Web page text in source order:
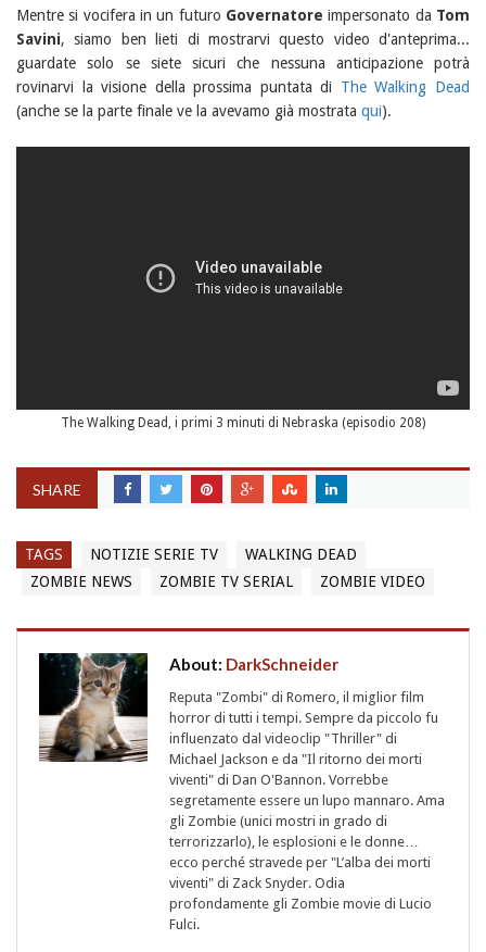
Mentre si vocifera in un futuro Governatore impersonato da Tom
Savini, siamo ben lieti di mostrarvi questo video d'anteprima...
guardate solo se siete sicuri che nessuna anticipazione potrà
rovinarvi la visione della prossima puntata di The Walking Dead
(anche se la parte finale ve la avevamo già mostrata qui).
The Walking Dead, i primi 3 minuti di Nebraska (episodio 208)
SHARE
TAGS NOTIZIE SERIE TV
WALKING DEAD
ZOMBIE NEWS
ZOMBIE TV SERIAL ZOMBIE VIDEO
About: DarkSchneider
Reputa "Zombi" di Romero, il miglior film
horror di tutti i tempi. Sempre da piccolo fu
influenzato dal videoclip "Thriller" di
Michael Jackson e da "Il ritorno dei morti
viventi" di Dan O'Bannon. Vorrebbe
segretamente essere un lupo mannaro. Ama
gli Zombie (unici mostri in grado di
terrorizzarlo), le esplosioni e le donne…
ecco perché stravede per "L’alba dei morti
viventi" di Zack Snyder. Odia
profondamente gli Zombie movie di Lucio
Fulci.